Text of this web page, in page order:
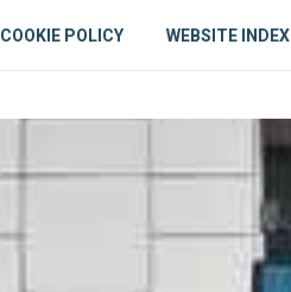
COOKIE POLICY WEBSITE INDEX